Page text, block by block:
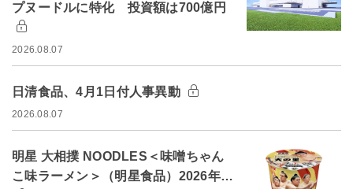
プヌードルに特化 投資額は700億円
2026.08.07
日清食品、4月1日付人事異動
2026.08.07
明星 大相撲 NOODLES＜味噌ちゃん
こ味ラーメン＞（明星食品）2026年…